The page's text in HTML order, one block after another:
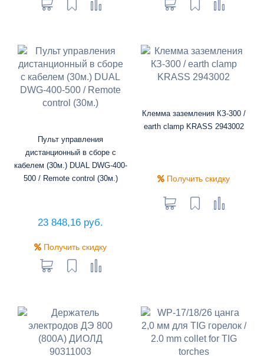
Пульт управления
дистанционный в сборе с
кабелем (30м.) DUAL DWG-400-
500 / Remote control (30м.)
23 848,16 руб.
Получить скидку
Клемма заземления КЗ-300 /
earth clamp KRASS 2943002
Получить скидку